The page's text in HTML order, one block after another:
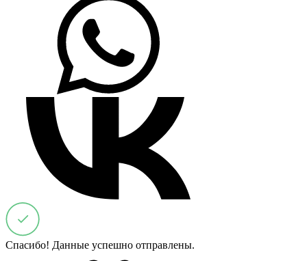
Спасибо! Данные успешно отправлены.